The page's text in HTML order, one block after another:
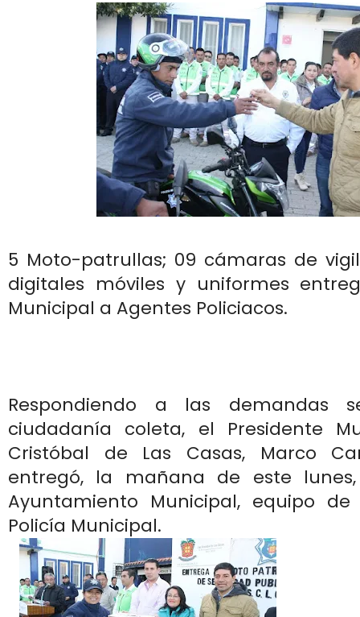
5 Moto-patrullas; 09 cámaras de
digitales móviles y uniformes
Municipal a Agentes Policiacos.
Respondiendo a las demandas
ciudadanía coleta, el Presidente
Cristóbal de Las Casas, Marco
entregó, la mañana de este
Ayuntamiento Municipal, equipo
Policía Municipal.